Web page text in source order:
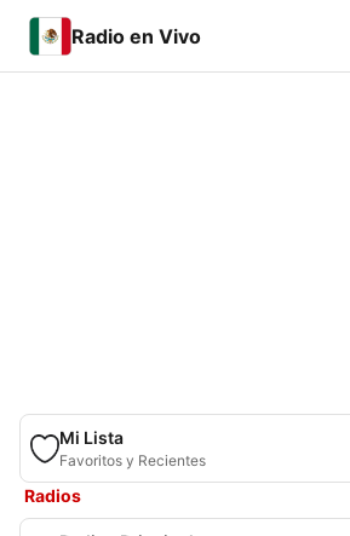
Radio en Vivo
Mi Lista
Favoritos y Recientes
Radios